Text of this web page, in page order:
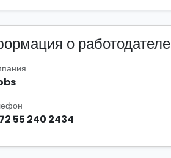
о работодателе
55 240 2434